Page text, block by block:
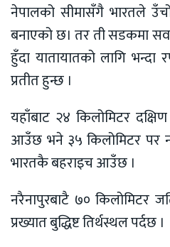
नेपालको सीमासँगै भारतले
बनाएको छ। तर ती सडकमा
हुँदा यातायातको लागि
प्रतीत हुन्छ ।
यहाँबाट २४ किलोमिटर
आउँछ भने ३५ किलोमिटर पर
भारतकै बहराइच आउँछ ।
नरैनापुरबाटै ७० किलोमिटर
प्रख्यात बुद्धिष्ट तिर्थस्थल पर्दछ ।